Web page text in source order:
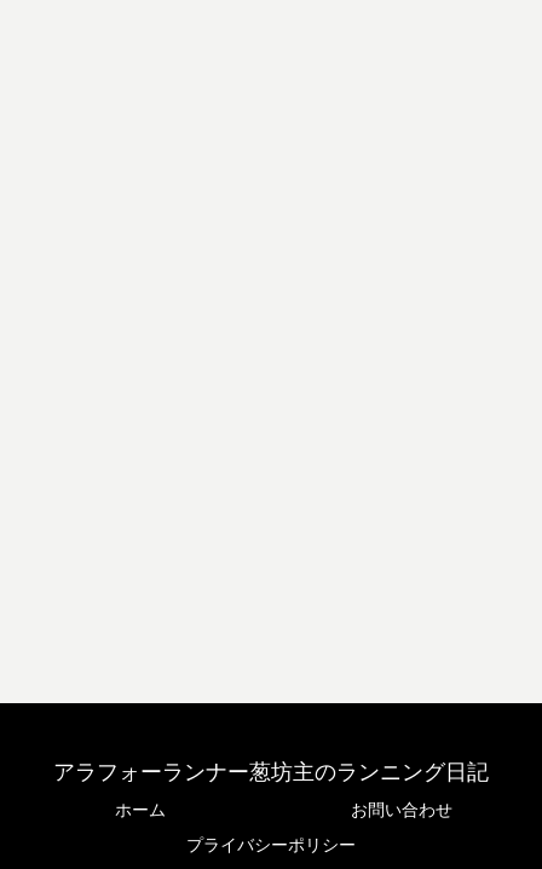
アラフォーランナー葱坊主のランニング日記
ホーム
お問い合わせ
プライバシーポリシー